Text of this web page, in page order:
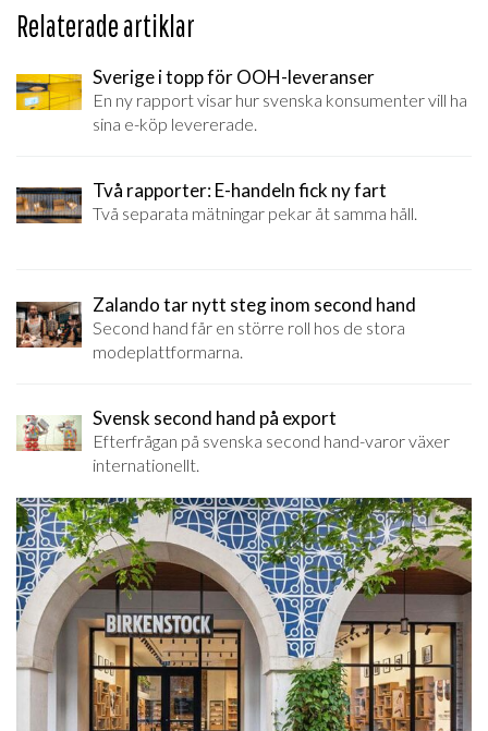
Relaterade artiklar
Sverige i topp för OOH-leveranser
En ny rapport visar hur svenska konsumenter vill ha
sina e-köp levererade.
Två rapporter: E-handeln fick ny fart
Två separata mätningar pekar åt samma håll.
Zalando tar nytt steg inom second hand
Second hand får en större roll hos de stora
modeplattformarna.
Svensk second hand på export
Efterfrågan på svenska second hand-varor växer
internationellt.